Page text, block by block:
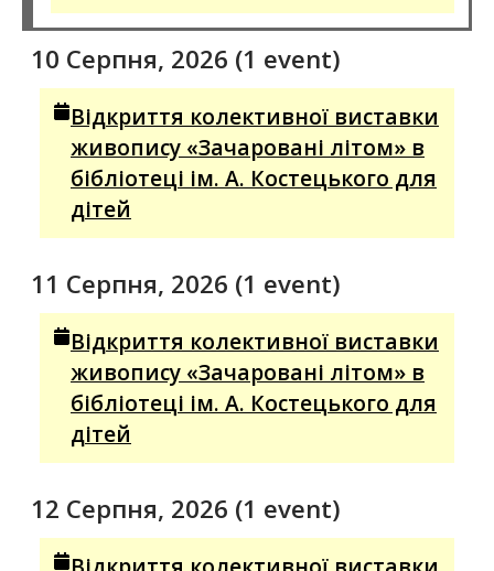
10 Серпня, 2026 (1 event)
Відкриття колективної виставки
живопису «Зачаровані літом» в
бібліотеці ім. А. Костецького для
дітей
11 Серпня, 2026 (1 event)
Відкриття колективної виставки
живопису «Зачаровані літом» в
бібліотеці ім. А. Костецького для
дітей
12 Серпня, 2026 (1 event)